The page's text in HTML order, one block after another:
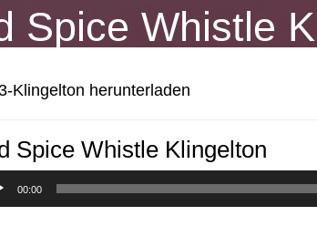
Spice Whistle
Klingelton herunterladen
Spice Whistle Klingelton
00:00
We use cookies to enhance your